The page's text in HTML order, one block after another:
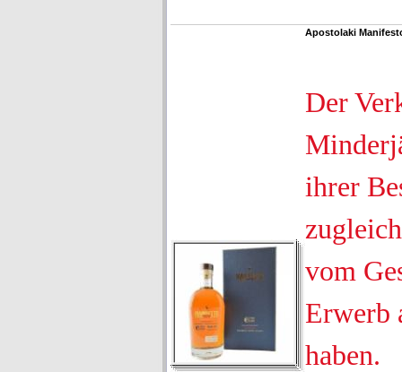
Apostolaki
Der
ihrer
vom
Erwerb
haben.